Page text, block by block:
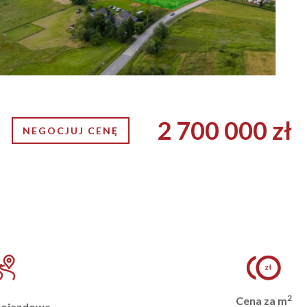
NEGOCJUJ CENĘ 2 700 000 zł
Cena za m2